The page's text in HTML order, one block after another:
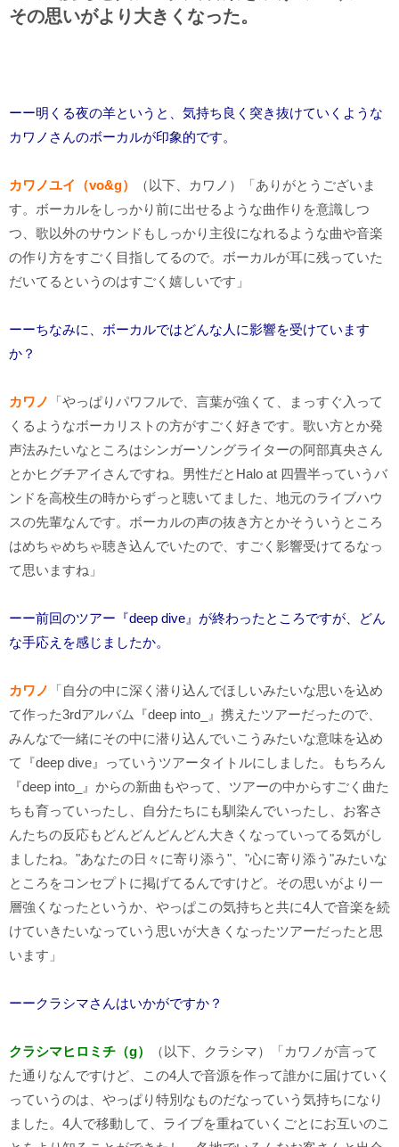
その思いがより大きくなった。
ーー明くる夜の羊というと、気持ち良く突き抜けていくような
カワノさんのボーカルが印象的です。
カワノユイ（vo&g）
（以下、カワノ）「ありがとうございま
す。ボーカルをしっかり前に出せるような曲作りを意識しつ
つ、歌以外のサウンドもしっかり主役になれるような曲や音楽
の作り方をすごく目指してるので。ボーカルが耳に残っていた
だいてるというのはすごく嬉しいです」
ーーちなみに、ボーカルではどんな人に影響を受けています
か？
カワノ
「やっぱりパワフルで、言葉が強くて、まっすぐ入って
くるようなボーカリストの方がすごく好きです。歌い方とか発
声法みたいなところはシンガーソングライターの阿部真央さん
とかヒグチアイさんですね。男性だと Halo at 四畳半っていうバ
ンドを高校生の時からずっと聴いてました、地元のライブハウ
スの先輩なんです。ボーカルの声の抜き方とかそういうところ
はめちゃめちゃ聴き込んでいたので、すごく影響受けてるなっ
て思いますね」
ーー前回のツアー『deep dive』が終わったところですが、どん
な手応えを感じましたか。
カワノ
「自分の中に深く潜り込んでほしいみたいな思いを込め
て作った3rdアルバム『deep into_
』携えたツアーだったので、
みんなで一緒にその中に潜り込んでいこうみたいな意味を込め
て『deep dive 』っていうツアータイトルにしました。もちろん
『deep into_
』からの新曲もやって、ツアーの中からすごく曲た
ちも育っていったし、自分たちにも馴染んでいったし、お客さ
んたちの反応もどんどんどんどん大きくなっていってる気がし
ましたね。"あなたの日々に寄り添う"、"心に寄り添う"みたいな
ところをコンセプトに掲げてるんですけど。その思いがより一
層強くなったというか、やっぱこの気持ちと共に4人で音楽を続
けていきたいなっていう思いが大きくなったツアーだったと思
います」
ーークラシマさんはいかがですか？
クラシマヒロミチ（g）
（以下、クラシマ）「カワノが言って
た通りなんですけど、この4人で音源を作って誰かに届けていく
っていうのは、やっぱり特別なものだなっていう気持ちになり
ました。4人で移動して、ライブを重ねていくごとにお互いのこ